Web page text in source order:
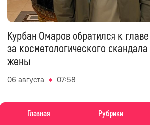
Главная Рубрики
Курбан Омаров обратился к
за косметологического скандала
жены
06 августа 07:58